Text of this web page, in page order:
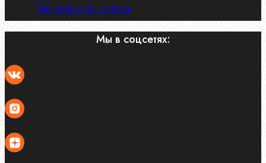
Латунный и бр. крепеж
Мы в соцсетях: